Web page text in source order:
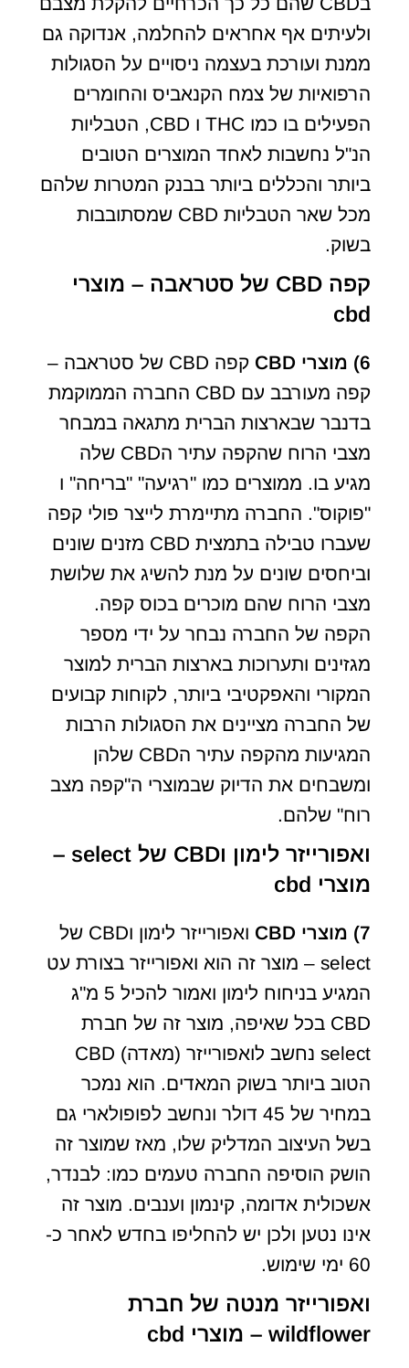
ולעיתים אף אחראים להחלמה, אנדוקה גם
ממנת ועורכת בעצמה ניסויים על הסגולות
הרפואיות של צמח הקנאביס והחומרים
הפעילים בו כמו THC ו CBD, הטבליות
הנ"ל נחשבות לאחד המוצרים הטובים
ביותר והכללים ביותר בבנק המטרות שלהם
מכל שאר הטבליות CBD שמסתובבות
בשוק.
קפה CBD של סטראבה – מוצרי
cbd
6) מוצרי CBD
קפה CBD של סטראבה –
קפה מעורבב עם CBD החברה הממוקמת
בדנבר שבארצות הברית מתגאה במבחר
מצבי הרוח שהקפה עתיר הCBD שלה
מגיע בו. ממוצרים כמו "רגיעה" "בריחה" ו
"פוקוס". החברה מתיימרת לייצר פולי קפה
שעברו טבילה בתמצית CBD מזנים שונים
וביחסים שונים על מנת להשיג את שלושת
מצבי הרוח שהם מוכרים בכוס קפה.
הקפה של החברה נבחר על ידי מספר
מגזינים ותערוכות בארצות הברית למוצר
המקורי והאפקטיבי ביותר, לקוחות קבועים
של החברה מציינים את הסגולות הרבות
המגיעות מהקפה עתיר הCBD שלהן
ומשבחים את הדיוק שבמוצרי ה"קפה מצב
רוח" שלהם.
ואפורייזר לימון וCBD של select –
מוצרי cbd
7) מוצרי CBD
ואפורייזר לימון וCBD של
select – מוצר זה הוא ואפורייזר בצורת עט
המגיע בניחוח לימון ואמור להכיל 5 מ"ג
CBD בכל שאיפה, מוצר זה של חברת
select נחשב לואפורייזר (מאדה) CBD
הטוב ביותר בשוק המאדים. הוא נמכר
במחיר של 45 דולר ונחשב לפופולארי גם
בשל העיצוב המדליק שלו, מאז שמוצר זה
הושק הוסיפה החברה טעמים כמו: לבנדר,
אשכולית אדומה, קינמון וענבים. מוצר זה
אינו נטען ולכן יש להחליפו בחדש לאחר כ-
60 ימי שימוש.
ואפורייזר מנטה של חברת
wildflower – מוצרי cbd